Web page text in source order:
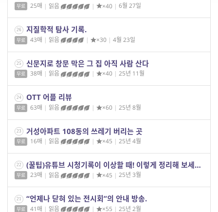
무료 25매 | 읽음 | ×40 | 6월 27일
26 지질학적 탐사 기록.
무료 43매 | 읽음 | ×30 | 4월 23일
25 신문지로 창문 막은 그 집 아직 사람 산다
무료 38매 | 읽음 | ×40 | 25년 11월
24 OTT 어플 리뷰
무료 63매 | 읽음 | ×60 | 25년 8월
23 거성아파트 108동의 쓰레기 버리는 곳
무료 16매 | 읽음 | ×45 | 25년 4월
22 (꿀팁)유튜브 시청기록이 이상할 때! 이렇게 정리해 보세요~
무료 23매 | 읽음 | ×45 | 25년 3월
21 “언제나 닫혀 있는 전시회”의 안내 방송.
무료 41매 | 읽음 | ×55 | 25년 2월